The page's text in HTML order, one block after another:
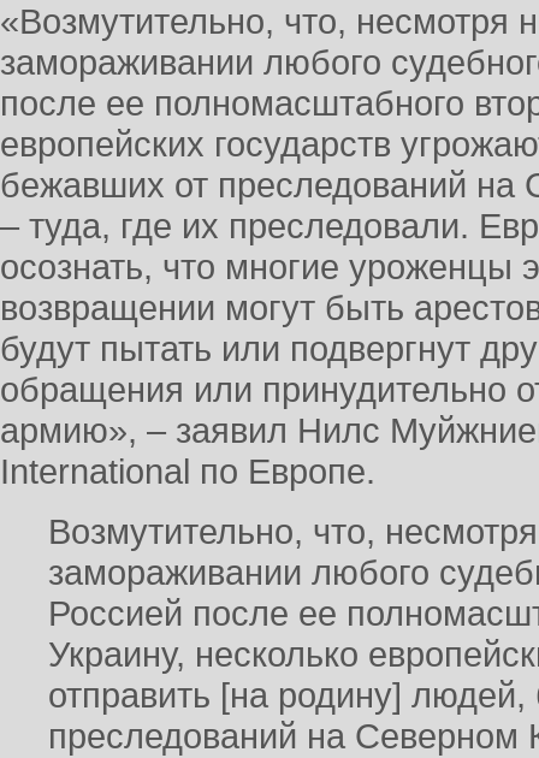
«Возмутительно, что, несмотря
замораживании любого
после ее полномасштабного
европейских государств
бежавших от преследований на
– туда, где их преследовали.
осознать, что многие уроженцы
возвращении могут быть
будут пытать или подвергнут
обращения или принудительно
армию», – заявил Нилс
International по Европе.
Возмутительно, что,
замораживании любого
Россией после ее
Украину, несколько
отправить [на родину]
преследований на Северном